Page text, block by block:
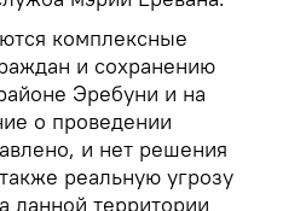
комплексные
и сохранению
Эребуни и на
о проведении
и нет решения
реальную угрозу
данной территории